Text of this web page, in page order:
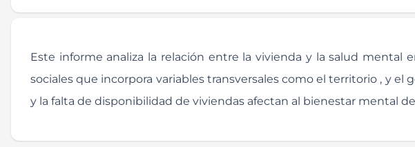
Este informe analiza la relación entre la vivienda y la salud mental
sociales que incorpora variables transversales como el territorio , y
y la falta de disponibilidad de viviendas afectan al bienestar mental